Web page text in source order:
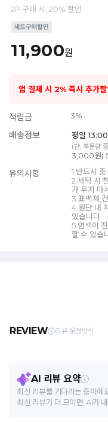
2P 구매 시, 20% 할인
11,900원
앱 결제 시 2% 즉시 추가할
적립금 3%
배송정보 평일
(단, 주문량
3,000원(
유의사항
1.반드시
2.세탁 시
가 두지 마
3.표백제,
4.원단 내
있습니다.
5.염색이
할 수 있습